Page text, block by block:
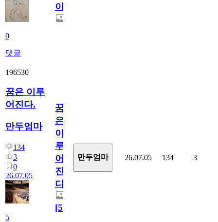
0
댓글
이
196530
꿈은 이루
어진다.
만두엄마
134
3
0
26.07.05
5
꿈
은
이
루
어
진
다.
[5]
만두엄마 26.07.05 134 3